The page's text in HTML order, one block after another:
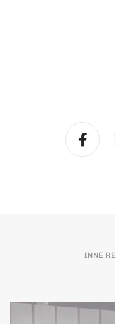
INNE